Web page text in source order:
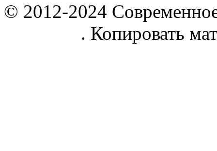
© 2012-2024
. Копировать